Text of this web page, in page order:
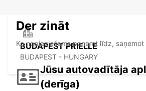
BUDAPEST PRIELLE
BUDAPEST - HUNGARY
Der zināt
Ko nepieciešams paņemt līdz,
Jūsu autovadītāja
(derīga)